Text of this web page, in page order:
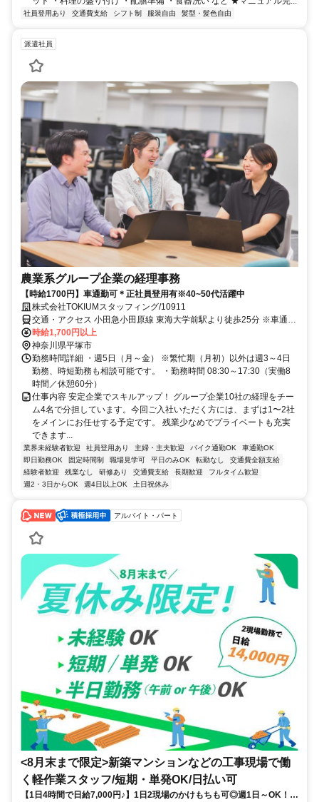
社員登用あり 交通費支給 シフト制 服装自由 髪型・髪色自由
派遣社員
農業系グループ企業の経理事務
【時給1700円】車通勤可＊正社員登用有※40~50代活躍中
株式会社TOKIUMスタッフィング/10911
交通・アクセス 小田急小田原線 東海大学前駅より徒歩25分 ※車通勤
可
時給1,700円以上
神奈川県平塚市
勤務時間詳細 ・週5日（月～金） ※繁忙期（月初）以外は週3～4日
勤務、時短勤務も相談可能です。 ・勤務時間 08:30～17:30（実働8
時間／休憩60分）
仕事内容 安定企業でスキルアップ！ グループ企業10社の経理をチー
ム4名で分担しています。今回ご入社いただく方には、まずは1〜2社
をメインにお任せする予定です。 残業少なめでプライベートも充実
できます...
業界未経験者歓迎 社員登用あり 主婦・主夫歓迎 バイク通勤OK
車通勤OK
即日勤務OK
固定時間制 職場見学可 平日のみOK 転勤なし
交通費全額支給
経験者歓迎
残業なし 研修あり 交通費支給 長期歓迎
フルタイム歓迎
週2・3日からOK
週4日以上OK 土日祝休み
アルバイト・パート
<8月末まで限定>新築マンションなどの工事現場で働
く軽作業スタッフ/短期・単発OK/日払い可
【1日4時間で日給7,000円♪】1日2現場のかけもちも可◎週1日～OK！午